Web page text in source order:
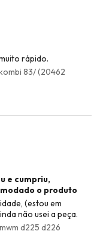
rápido.
83/ (20462
e cumpriu,
o produto
(estou em
não usei a peça.
d225 d226